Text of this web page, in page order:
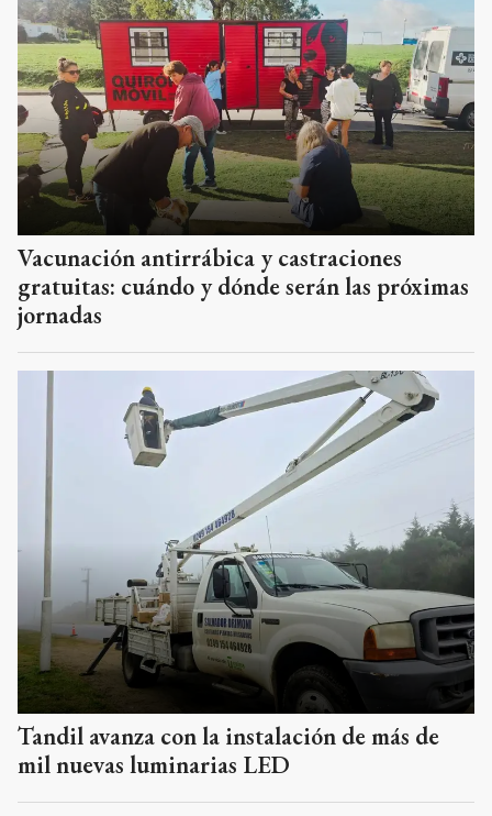
Vacunación antirrábica y castraciones
gratuitas: cuándo y dónde serán las próximas
jornadas
Tandil avanza con la instalación de más de
mil nuevas luminarias LED